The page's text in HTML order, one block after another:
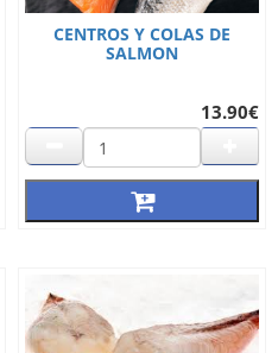
CENTROS Y COLAS DE
SALMON
13.90€